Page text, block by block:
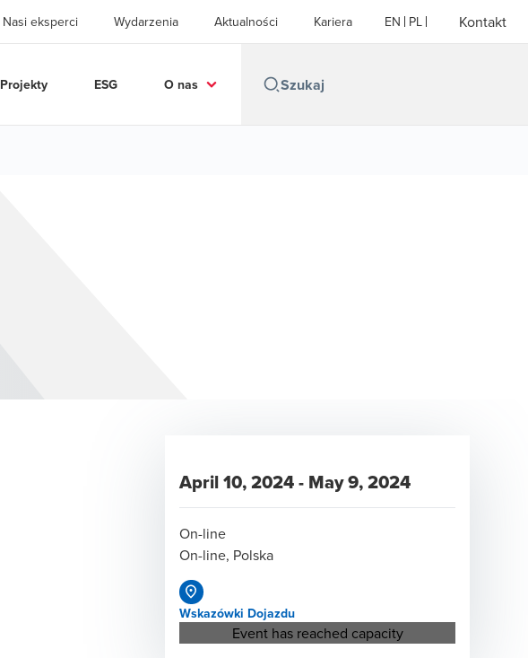
Nasi eksperci Wydarzenia Aktualności Kariera EN PL Kontakt
Projekty ESG O nas
April 10, 2024- May 9, 2024
On-line
On-line, Polska
Wskazówki Dojazdu
Event has reached capacity
Opens in a new window/tab